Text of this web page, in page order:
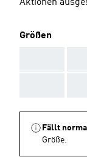
Aktionen
Größen
Fällt
Größe.